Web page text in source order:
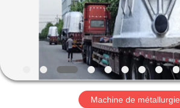
SHOW
AU
Machine de métallurgie